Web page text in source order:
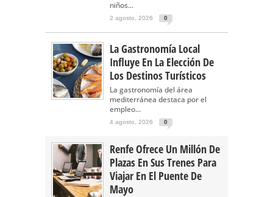
niños...
2 agosto, 2026 0
La Gastronomía Local
Influye En La Elección De
Los Destinos Turísticos
La gastronomía del área
mediterránea destaca por el
empleo...
4 agosto, 2026 0
Renfe Ofrece Un Millón De
Plazas En Sus Trenes Para
Viajar En El Puente De
Mayo